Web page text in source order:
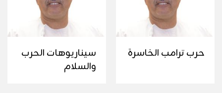
حرب ترامب الخاسرة
سيناريوهات الحرب
والسلام